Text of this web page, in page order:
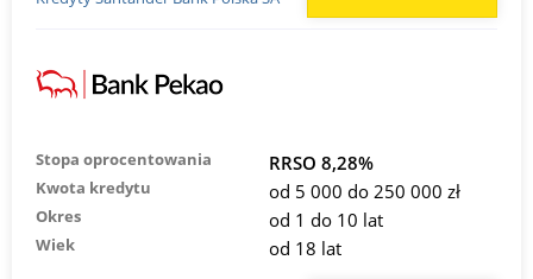
Stopa oprocentowania RRSO 8,28%
Kwota kredytu od 5 000 do 250 000 zł
Okres od 1 do 10 lat
Wiek od 18 lat